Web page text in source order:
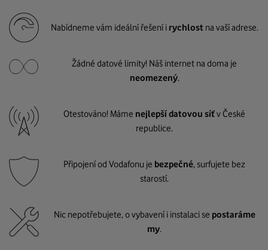
Nabídneme vám ideální řešení i rychlost na vaší adrese.
Žádné datové limity! Náš internet na doma je
neomezený.
Otestováno! Máme nejlepší datovou síťv České
republice.
Připojení od Vodafonu je bezpečné, surfujete bez
starostí.
Nic nepotřebujete, o vybavení i instalaci se postaráme
my.